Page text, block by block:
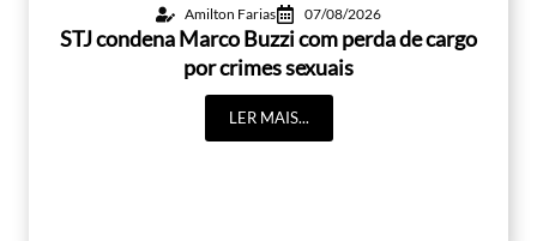
Amilton Farias 07/08/2026
STJ condena Marco Buzzi com perda de cargo
por crimes sexuais
LER MAIS...